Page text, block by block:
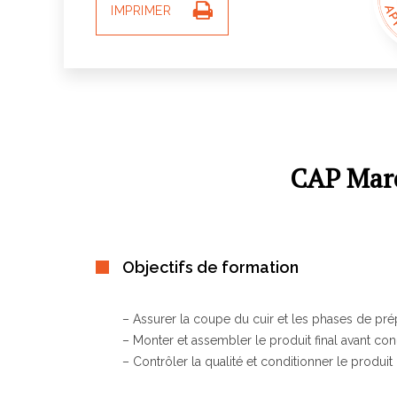
IMPRIMER
CAP
Objectifs de formation
– Assurer la coupe du cuir et les phases de
– Monter et assembler le produit final avant
– Contrôler la qualité et conditionner le produit